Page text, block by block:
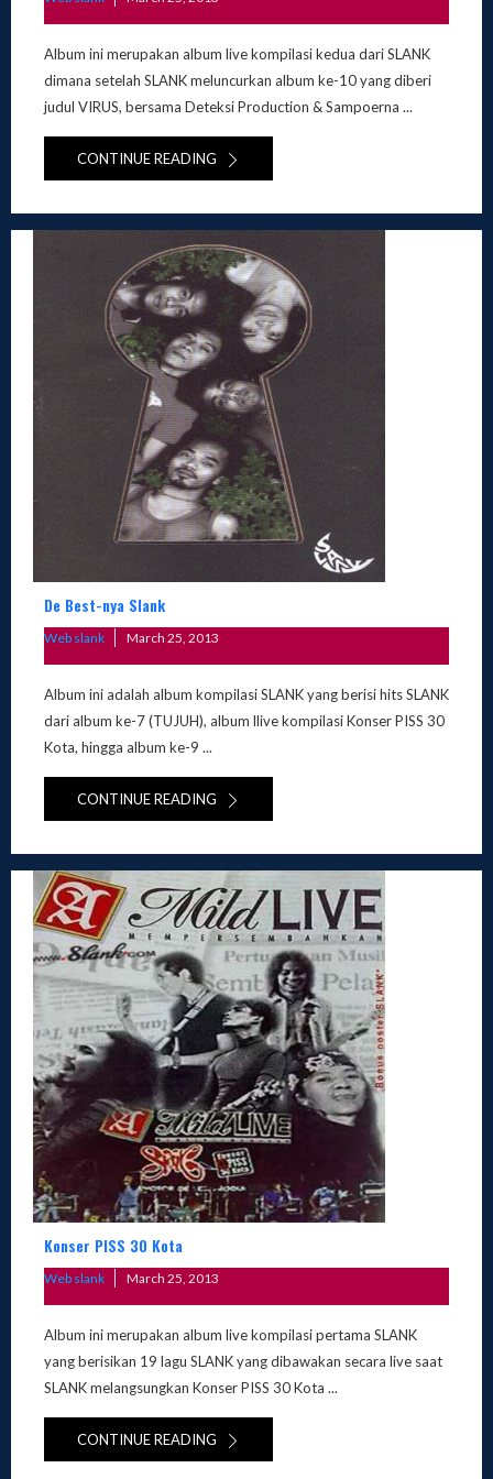
Album ini merupakan album live kompilasi kedua dari SLANK
dimana setelah SLANK meluncurkan album ke-10 yang diberi
judul VIRUS, bersama Deteksi Production & Sampoerna ...
CONTINUE READING
De Best-nya Slank
Web slank
Posted
March 25, 2013
Album ini adalah album kompilasi SLANK yang berisi hits SLANK
dari album ke-7 (TUJUH), album llive kompilasi Konser PISS 30
Kota, hingga album ke-9 ...
CONTINUE READING
Konser PISS 30 Kota
Web slank
Posted
March 25, 2013
Album ini merupakan album live kompilasi pertama SLANK
yang berisikan 19 lagu SLANK yang dibawakan secara live saat
SLANK melangsungkan Konser PISS 30 Kota ...
CONTINUE READING